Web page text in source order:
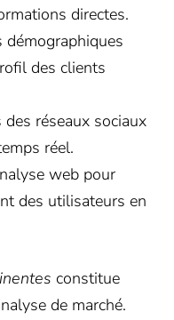
directes.
des clients
réseaux sociaux
réel.
web pour
des utilisateurs en
constitue
de marché.